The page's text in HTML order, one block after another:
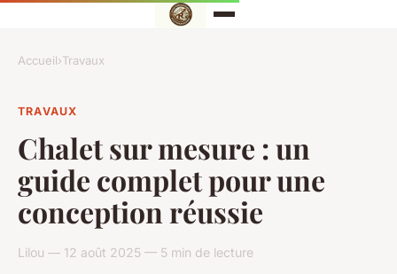
Accueil›Travaux
TRAVAUX
Chalet sur mesure : un
guide complet pour une
conception réussie
Lilou — 12 août 2025 — 5 min de lecture